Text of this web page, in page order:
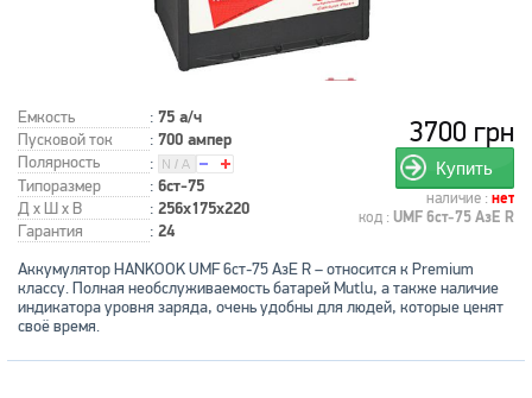
Емкость : 75 а/ч
Пусковой ток : 700 ампер
Полярность
:
Типоразмер
: 6ст-75
Д x Ш x В : 256x175x220
Гарантия : 24
3700 грн
Купить
наличие : нет
код : UMF 6ст-75 АзЕ R
Аккумулятор HANKOOK UMF 6ст-75 АзЕ R – относится к Premium
классу. Полная необслуживаемость батарей Mutlu, а также наличие
индикатора уровня заряда, очень удобны для людей, которые ценят
своё время.